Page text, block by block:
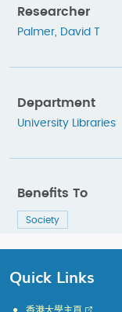
Researcher
Palmer, David T
Department
University Libraries
Benefits To
Society
Quick Links